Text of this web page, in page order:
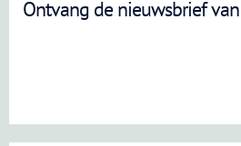
Ontvang de nieuwsbrief